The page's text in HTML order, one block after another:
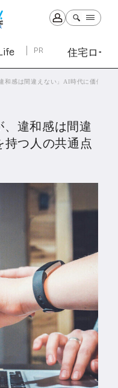
PR 住宅ロー
Life
券 26
和感は間違えない」AI時代に価値を持
、違和感は間違
持つ人の共通点